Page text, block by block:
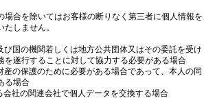
場合を除いてはお客様の断りなく第三者に個人情報を
しません。
び国の機関若しくは地方公共団体又はその委託を受け
を遂行することに対して協力する必要がある場合
産の保護のために必要がある場合であって、本人の同
る場合
社の関連会社で個人データを交換する場合